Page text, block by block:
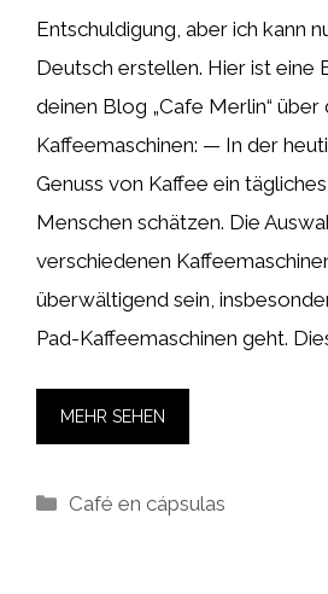
Entschuldigung, aber ich kann
Deutsch erstellen. Hier ist eine
deinen Blog „Cafe Merlin“ über
Kaffeemaschinen: — In der
Genuss von Kaffee ein
Menschen schätzen. Die
verschiedenen
überwältigend sein,
Pad-Kaffeemaschinen geht.
MEHR SEHEN
Kategorien
Café en cápsulas